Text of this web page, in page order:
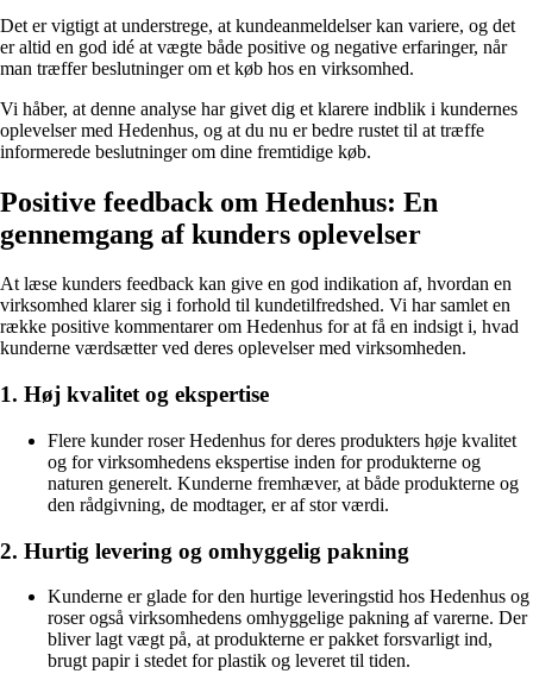
Det er vigtigt at understrege, at kundeanmeldelser kan variere, og det
er altid en god idé at vægte både positive og negative erfaringer, når
man træffer beslutninger om et køb hos en virksomhed.
Vi håber, at denne analyse har givet dig et klarere indblik i kundernes
oplevelser med Hedenhus, og at du nu er bedre rustet til at træffe
informerede beslutninger om dine fremtidige køb.
Positive feedback om Hedenhus: En
gennemgang af kunders oplevelser
At læse kunders feedback kan give en god indikation af, hvordan en
virksomhed klarer sig i forhold til kundetilfredshed. Vi har samlet en
række positive kommentarer om Hedenhus for at få en indsigt i, hvad
kunderne værdsætter ved deres oplevelser med virksomheden.
1. Høj kvalitet og ekspertise
Flere kunder roser Hedenhus for deres produkters høje kvalitet
og for virksomhedens ekspertise inden for produkterne og
naturen generelt. Kunderne fremhæver, at både produkterne og
den rådgivning, de modtager, er af stor værdi.
2. Hurtig levering og omhyggelig pakning
Kunderne er glade for den hurtige leveringstid hos Hedenhus og
roser også virksomhedens omhyggelige pakning af varerne. Der
bliver lagt vægt på, at produkterne er pakket forsvarligt ind,
brugt papir i stedet for plastik og leveret til tiden.